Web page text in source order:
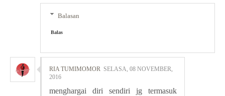
Balasan
Balas
RIA TUMIMOMOR SELASA, 08 NOVEMBER,
2016
menghargai diri sendiri jg termasuk